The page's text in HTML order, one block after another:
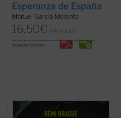
Esperanza de España
Manuel García Morente
16,50€ IVA incluido
disponible en ebook:
de la identidad, centrándose en la «vía